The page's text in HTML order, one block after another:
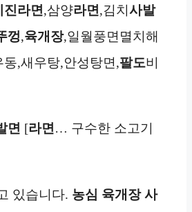
진라면,삼양라면,김치 사발
껑,육개장,일월풍면멸치해
,새우탕,안성탕면,팔도비
면 [라면… 구수한 소고기
있습니다. 농심 육개장 사